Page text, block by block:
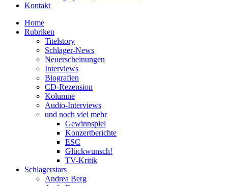
Kontakt
Home
Rubriken
Titelstory
Schlager-News
Neuerscheinungen
Interviews
Biografien
CD-Rezension
Kolumne
Audio-Interviews
und noch viel mehr
Gewinnspiel
Konzertberichte
ESC
Glückwunsch!
TV-Kritik
Schlagerstars
Andrea Berg